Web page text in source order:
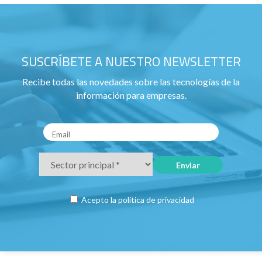
SUSCRÍBETE A NUESTRO NEWSLETTER
Recibe todas las novedades sobre las tecnologías de la
información para empresas.
Acepto la política de privacidad